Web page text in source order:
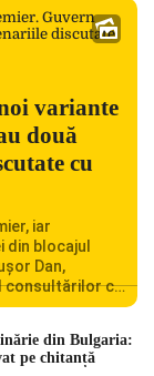
variante
două
cu
iar
din blocajul
Dan,
consultărilor cu
scenariul unui
cabinete
de premier
din Bulgaria:
pe chitanță